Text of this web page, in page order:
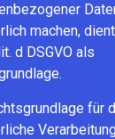
machen,
d DSGVO als
für